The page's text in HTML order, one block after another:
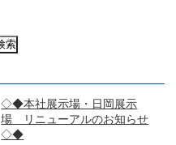
◇◆本社展示場・日岡展示
場 リニューアルのお知らせ
◇◆